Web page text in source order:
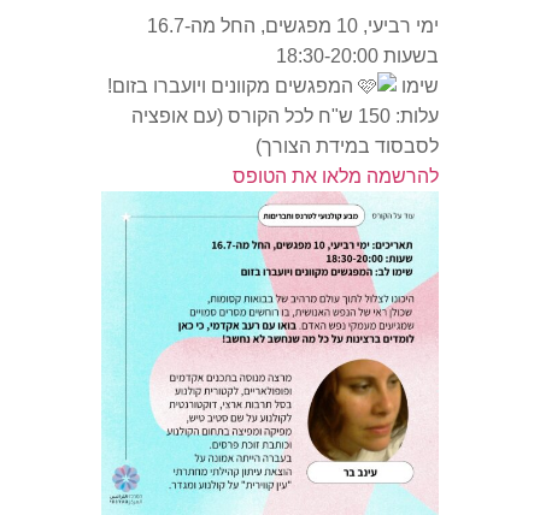
ימי רביעי, 10 מפגשים, החל מה-16.7
בשעות 18:30-20:00
שימו
המפגשים מקוונים ויועברו בזום!
עלות: 150 ש"ח לכל הקורס (עם אופציה
לסבסוד במידת הצורך)
להרשמה מלאו את הטופס